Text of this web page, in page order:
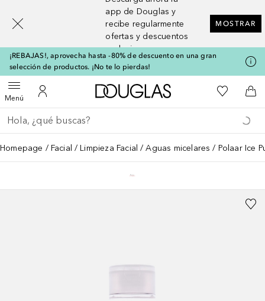
app de Douglas y
recibe regularmente
ofertas y descuentos
exclusivos
MOSTRAR
¡REBAJAS!, aprovecha hasta -80% de descuento en una gran
selección de productos. ¡No te lo pierdas!
MenúAbrir menúMi cuenta
A Douglas HomeMi lista de
A
Regresar
Ejecutar búsqueda
Homepage Facial Limpieza Facial Aguas micelares Polaar Ice
[navigation.slideout.screenreader]